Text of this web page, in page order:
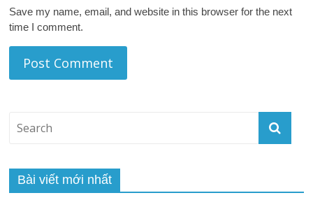
Save my name, email, and website in this browser for the next
time I comment.
Bài viết mới nhất